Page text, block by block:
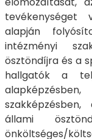
tevékenységet
alapján
intézményi
ösztöndíjra és a
hallgatók a
állami
önköltséges/